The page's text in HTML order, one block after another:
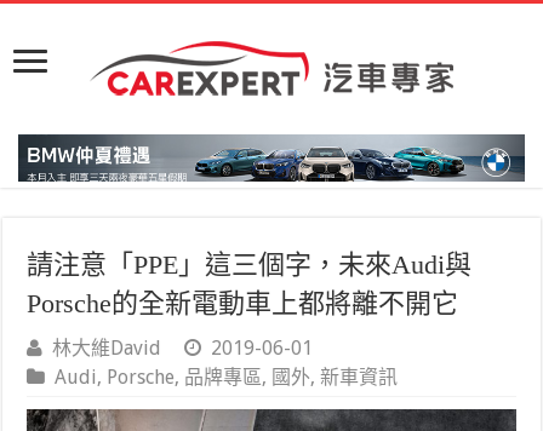
請注意「PPE」這三個字，未來Audi與
Porsche的全新電動車上都將離不開它
林大維David
2019-06-01
Audi, Porsche, 品牌專區, 國外,新車資訊